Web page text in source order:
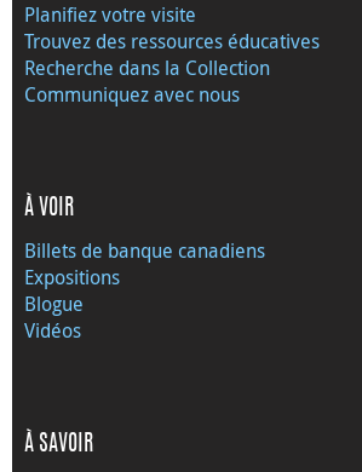
Planifiez votre visite
Trouvez des ressources éducatives
Recherche dans la Collection
Communiquez avec nous
À VOIR
Billets de banque canadiens
Expositions
Blogue
Vidéos
À SAVOIR